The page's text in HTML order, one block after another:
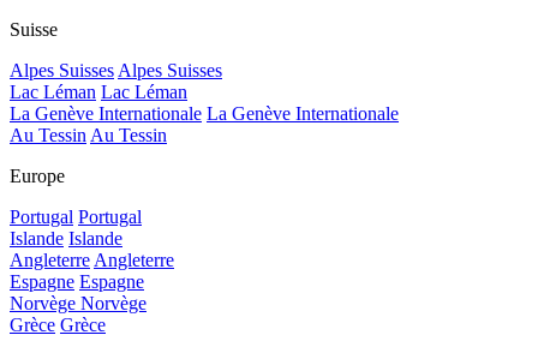
Suisse
Alpes Suisses Alpes Suisses
Lac Léman Lac Léman
La Genève Internationale La Genève Internationale
Au Tessin Au Tessin
Europe
Portugal Portugal
Islande Islande
Angleterre Angleterre
Espagne Espagne
Norvège Norvège
Grèce Grèce